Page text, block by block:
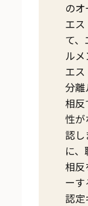
の
エ
て
ル
エ
分離
相
性が
認し
に
相
ー
認